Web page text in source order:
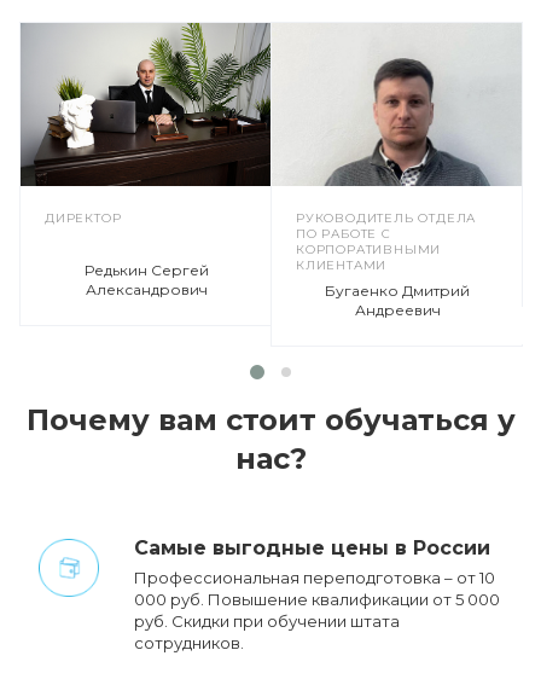
ДИРЕКТОР
Редькин Сергей
Александрович
РУКОВОДИТЕЛЬ ОТДЕЛА
ПО РАБОТЕ С
КОРПОРАТИВНЫМИ
КЛИЕНТАМИ
Бугаенко Дмитрий
Андреевич
Почему вам стоит обучаться у
нас?
Cамые выгодные цены в России
Профессиональная переподготовка – от 10
000 руб. Повышение квалификации от 5 000
руб. Cкидки при обучении штата
сотрудников.